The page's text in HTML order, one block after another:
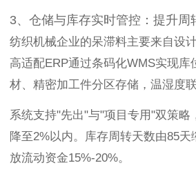
3、仓储与库存实时管控：提升周
纺织机械企业的呆滞料主要来自设
高适配ERP通过条码化WMS实现库
材、精密加工件分区存储，温湿度联
系统支持"先出"与"项目专用"双策略
降至2%以内。库存周转天数由85天
放流动资金15%-20%。